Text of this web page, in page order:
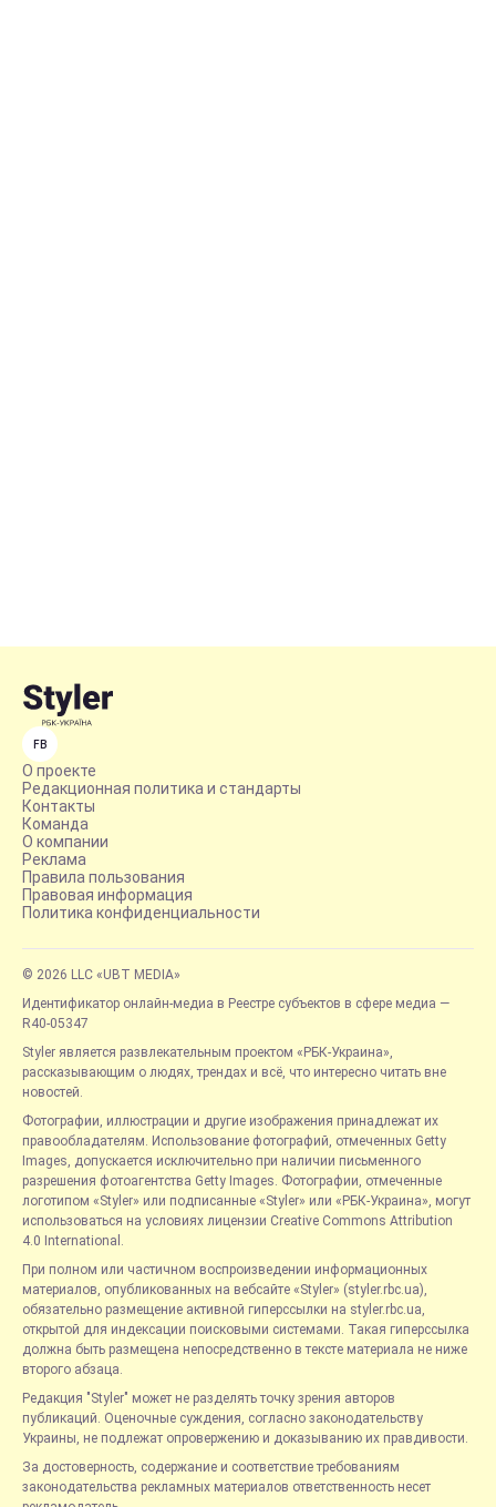
FB
О проекте
Редакционная политика и стандарты
Контакты
Команда
О компании
Реклама
Правила пользования
Правовая информация
Политика конфиденциальности
© 2026 LLC «UBT MEDIA»
Идентификатор онлайн-медиа в Реестре субъектов в сфере медиа —
R40-05347
Styler является развлекательным проектом «РБК-Украина»,
рассказывающим о людях, трендах и всё, что интересно читать вне
новостей.
Фотографии, иллюстрации и другие изображения принадлежат их
правообладателям. Использование фотографий, отмеченных Getty
Images, допускается исключительно при наличии письменного
разрешения фотоагентства Getty Images. Фотографии, отмеченные
логотипом «Styler» или подписанные «Styler» или «РБК-Украина», могут
использоваться на условиях лицензии Creative Commons Attribution
4.0 International.
При полном или частичном воспроизведении информационных
материалов, опубликованных на вебсайте «Styler» (styler.rbc.ua),
обязательно размещение активной гиперссылки на styler.rbc.ua,
открытой для индексации поисковыми системами. Такая гиперссылка
должна быть размещена непосредственно в тексте материала не ниже
второго абзаца.
Редакция "Styler" может не разделять точку зрения авторов
публикаций. Оценочные суждения, согласно законодательству
Украины, не подлежат опровержению и доказыванию их правдивости.
За достоверность, содержание и соответствие требованиям
законодательства рекламных материалов ответственность несет